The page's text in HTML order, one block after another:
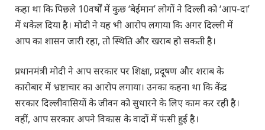
कहा था कि पिछले 10वर्षों में कुछ ‘बेईमान’ लोगों ने दिल्ली को ‘आप-दा’
में धकेल दिया है। मोदी ने यह भी आरोप लगाया कि अगर दिल्ली में
आप का शासन जारी रहा, तो स्थिति और खराब हो सकती है।
प्रधानमंत्री मोदी ने आप सरकार पर शिक्षा, प्रदूषण और शराब के
कारोबार में भ्रष्टाचार का आरोप लगाया। उनका कहना था कि केंद्र
सरकार दिल्लीवासियों के जीवन को सुधारने के लिए काम कर रही है।
वहीं, आप सरकार अपने विकास के वादों में फंसी हुई है।